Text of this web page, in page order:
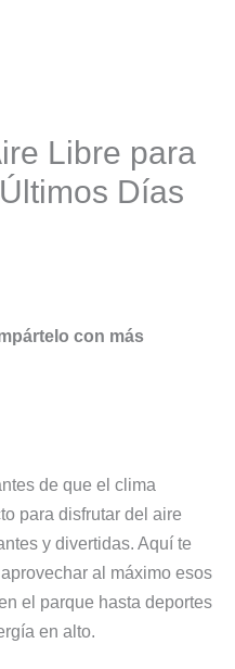
Libre para
Días
con más
de que el clima
para disfrutar del aire
y divertidas. Aquí te
al máximo esos
el parque hasta deportes
en alto.